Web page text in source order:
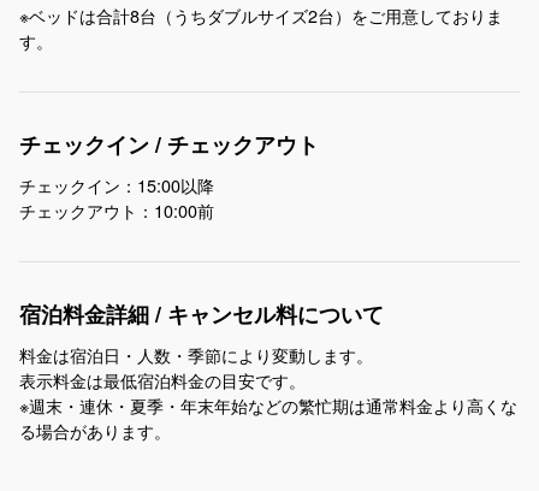
※ベッドは合計8台（うちダブルサイズ2台）をご用意しておりま
す。
チェックイン / チェックアウト
チェックイン：15:00以降
チェックアウト：10:00前
宿泊料金詳細 / キャンセル料について
料金は宿泊日・人数・季節により変動します。
表示料金は最低宿泊料金の目安です。
※週末・連休・夏季・年末年始などの繁忙期は通常料金より高くな
る場合があります。